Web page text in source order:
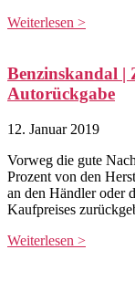
Weiterlesen >
Benzinskandal |
Autorückgabe
12. Januar 2019
Vorweg die gute
Prozent von den
an den Händler oder
Kaufpreises
Weiterlesen >